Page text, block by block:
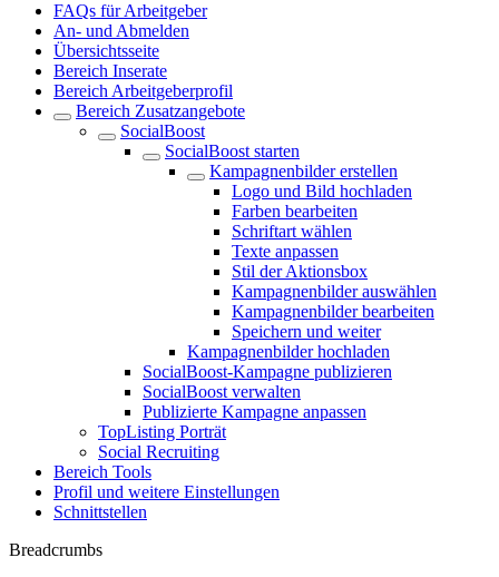
FAQs für Arbeitgeber
An- und Abmelden
Übersichtsseite
Bereich Inserate
Bereich Arbeitgeberprofil
Bereich Zusatzangebote
SocialBoost
SocialBoost starten
Kampagnenbilder erstellen
Logo und Bild hochladen
Farben bearbeiten
Schriftart wählen
Texte anpassen
Stil der Aktionsbox
Kampagnenbilder auswählen
Kampagnenbilder bearbeiten
Speichern und weiter
Kampagnenbilder hochladen
SocialBoost-Kampagne publizieren
SocialBoost verwalten
Publizierte Kampagne anpassen
TopListing Porträt
Social Recruiting
Bereich Tools
Profil und weitere Einstellungen
Schnittstellen
Breadcrumbs